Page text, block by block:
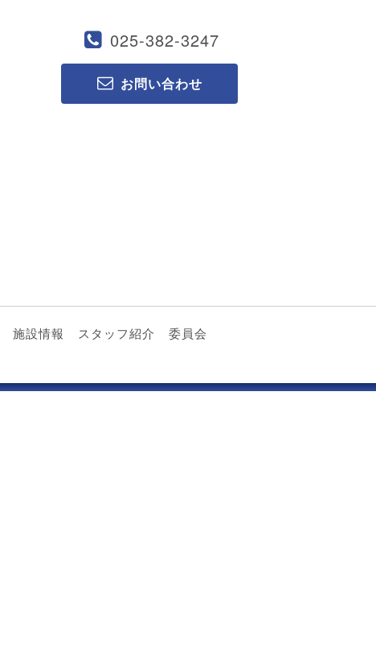
025-382-3247
お問い合わせ
施設情報 スタッフ紹介
委員会